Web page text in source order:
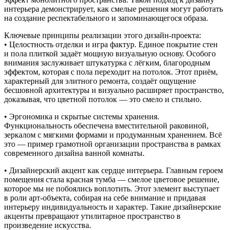
интерьера демонстрирует, как смелые решения могут работать
на создание респектабельного и запоминающегося образа.
Ключевые принципы реализации этого дизайн-проекта:
• Целостность отделки и игра фактур. Единое покрытие стен
и пола плиткой задаёт мощную визуальную основу. Особого
внимания заслуживает штукатурка с лёгким, благородным
эффектом, которая с пола переходит на потолок. Этот приём,
характерный для элитного ремонта, создаёт ощущение
бесшовной архитектуры и визуально расширяет пространство,
доказывая, что цветной потолок — это смело и стильно.
• Эргономика и скрытые системы хранения.
Функциональность обеспечена вместительной раковиной,
зеркалом с мягкими формами и продуманным хранением. Всё
это — пример грамотной организации пространства в рамках
современного дизайна ванной комнаты.
• Дизайнерский акцент как сердце интерьера. Главным героем
помещения стала красная тумба — смелое цветовое решение,
которое мы не побоялись воплотить. Этот элемент выступает
в роли арт-объекта, собирая на себе внимание и придавая
интерьеру индивидуальность и характер. Такие дизайнерские
акценты превращают утилитарное пространство в
произведение искусства.